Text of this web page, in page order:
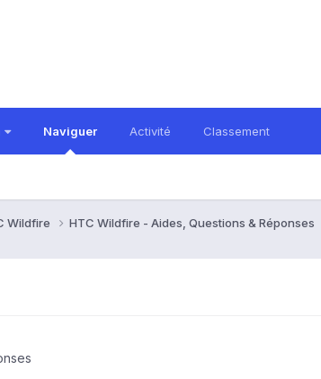
Naviguer Activité Classement
Wildfire HTC Wildfire - Aides, Questions & Réponses